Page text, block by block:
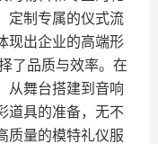
定制专属的仪式流
现出企业的高端形
了品质与效率。在
从舞台搭建到音响
道具的准备，无不
质量的模特礼仪服